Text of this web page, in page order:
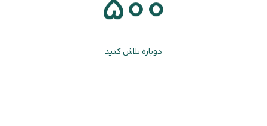
دوباره تلاش کنید